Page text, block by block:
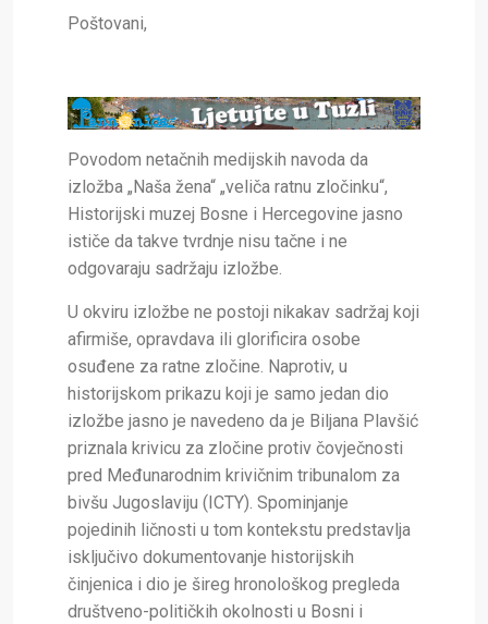
Poštovani,
Povodom netačnih medijskih navoda da
izložba „Naša žena“ „veliča ratnu zločinku“,
Historijski muzej Bosne i Hercegovine jasno
ističe da takve tvrdnje nisu tačne i ne
odgovaraju sadržaju izložbe.
U okviru izložbe ne postoji nikakav sadržaj koji
afirmiše, opravdava ili glorificira osobe
osuđene za ratne zločine. Naprotiv, u
historijskom prikazu koji je samo jedan dio
izložbe jasno je navedeno da je Biljana Plavšić
priznala krivicu za zločine protiv čovječnosti
pred Međunarodnim krivičnim tribunalom za
bivšu Jugoslaviju (ICTY). Spominjanje
pojedinih ličnosti u tom kontekstu predstavlja
isključivo dokumentovanje historijskih
činjenica i dio je šireg hronološkog pregleda
društveno-političkih okolnosti u Bosni i